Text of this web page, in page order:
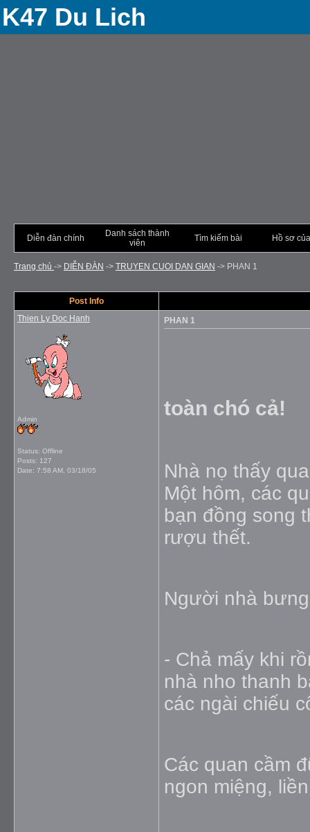
K47 Du Lich
Diễn đàn chính
Danh sách thành
viên
Tìm kiếm bài Hồ sơ
Trang chủ -> DIỄN ÐÀN -> TRUYEN CUOI DAN GIAN -> PHAN 1
Post Info
Thien Ly Doc Hanh
Admin
Status: Offline
Posts: 127
Date: 7:58 AM, 03/18/05
PHAN 1
toàn chó cả!
Nhà nọ thấy
Một hôm, các
bạn đồng song
rượu thết.
Người nhà
- Chả mấy khi
nhà nho thanh
các ngài chiếu
Các quan cầm
ngon miệng,